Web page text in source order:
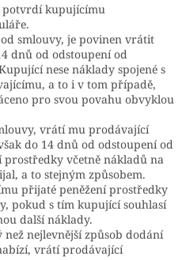
potvrdí kupujícímu
smlouvy, je povinen vrátit
dnů od odstoupení od
nese náklady spojené s
a to i v tom případě,
pro svou povahu obvyklou
vrátí mu prodávající
do 14 dnů od odstoupení od
prostředky včetně nákladů na
a to stejným způsobem.
přijaté peněžení prostředky
pokud s tím kupující souhlasí
další náklady.
nejlevnější způsob dodání
vrátí prodávající